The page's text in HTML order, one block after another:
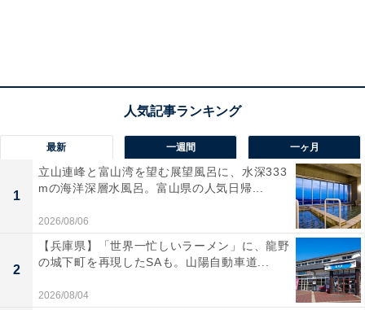
すよ。若く見えますから！」とお世辞を言うこともある
部下としてはコミュニケーションを円滑にし、仕事をう
まく回すためなのですが、本気で「私は、30代女性に負
けない若さなんだから、部下と同じくらいの年下男性と
結婚できるはず」という高望みをしてしまうことがある
のです。
最新 一週間 一ヶ月
1
立山連峰と富山湾を望む展望風呂に、水深333
mの海洋深層水風呂。富山県の人気日帰...
2026/08/06
2
【兵庫県】「世界一忙しいラーメン」に、龍野
の城下町を再現したSAも。山陽自動車道...
2026/08/04